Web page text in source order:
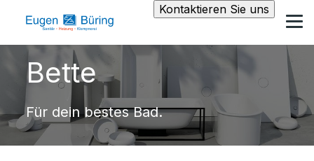
Kontaktieren Sie uns
Bette
Für dein bestes Bad.